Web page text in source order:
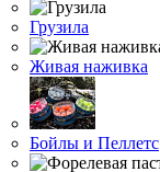
Грузила
Живая наживка
Бойлы и Пеллетс